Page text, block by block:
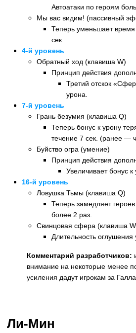
Автоатаки по героям
Мы вас видим! (пассивный
Теперь уменьшает время
сек.
4-й уровень
Обратный ход (клавиша W)
Принцип действия
Третий отскок
урона.
7-й уровень
Грань безумия (клавиша Q)
Теперь бонус к урону
течение 7 сек. (ранее —
Буйство огра (умение)
Принцип действия
Увеличивает бонус
16-й уровень
Ловушка Тьмы (клавиша Q)
Теперь замедляет
более 2 раз.
Свинцовая сфера (клавиша
Длительность
Комментарий разработчиков:
внимание на некоторые менее
усиления дадут игрокам за
Ли-Мин